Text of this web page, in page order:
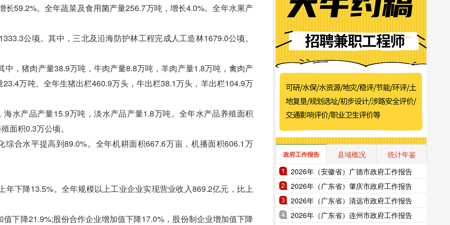
59.2%。全年蔬菜及食用菌产量256.7万吨，增长4.0%。全年水果产
公顷。其中，三北及沿海防护林工程完成人工造林1679.0公顷。
猪肉产量38.9万吨，牛肉产量8.8万吨，羊肉产量1.8万吨，禽肉产
万吨。全年生猪出栏460.9万头，牛出栏38.1万头，羊出栏104.9万
产品产量15.9万吨，淡水产品产量1.8万吨。全年水产品养殖面积
面积0.3万公顷。
水平提高到89.0%。全年机耕面积667.6万亩，机播面积606.1万
降13.5%。全年规模以上工业企业实现营业收入869.2亿元，比上
降21.9%;股份合作企业增加值下降17.0%，股份制企业增加值下降
政府工作报告 县域概况
统计年鉴
2026年（安徽省）广德市政府工作报告
2026年（广东省）肇庆市政府工作报告
2026年（广东省）清远市政府工作报告
2026年（广东省）连州市政府工作报告